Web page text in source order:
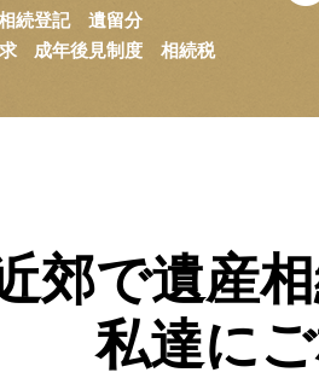
続登記
遺留分
成年後見制度 相続税
近郊で遺産
私達に